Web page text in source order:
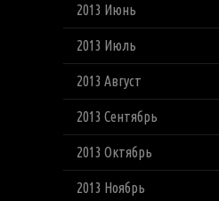
2013 Июнь
2013 Июль
2013 Август
2013 Сентябрь
2013 Октябрь
2013 Ноябрь